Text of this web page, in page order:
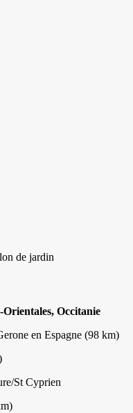
de jardin
Occitanie
en Espagne (98 km)
St Cyprien